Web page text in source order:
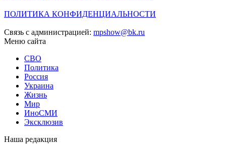
ПОЛИТИКА КОНФИДЕНЦИАЛЬНОСТИ
Связь с администрацией: mpshow@bk.ru
Меню сайта
СВО
Политика
Россия
Украина
Жизнь
Мир
ИноСМИ
Эксклюзив
Наша редакция